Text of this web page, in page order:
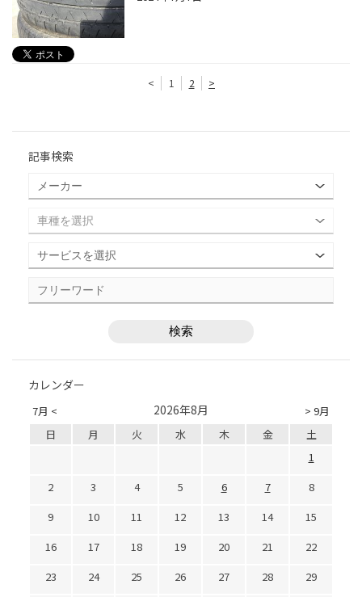
< 1 2 >
記事検索
カレンダー
7月 < > 9月
2026年8月
日 月 火 水 木 金
土
1
2
3 4 5 6 7
8
9
10 11 12 13 14
15
16
17 18 19 20 21
22
23
24 25 26 27 28
29